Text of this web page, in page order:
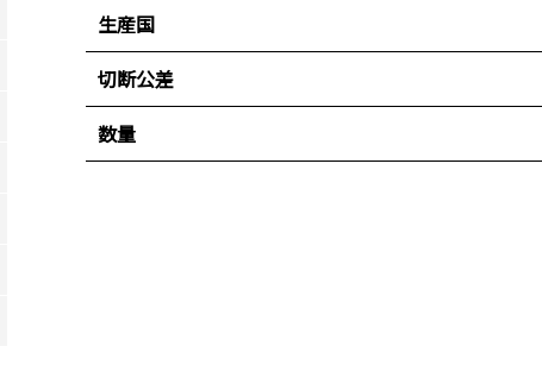
生産国
切断公差
数量